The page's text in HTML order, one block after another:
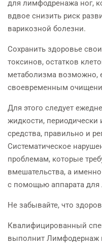
для лимфодренажа ног,
вдвое снизить риск
варикозной болезни.
Сохранить здоровье
токсинов, остатков
метаболизма возможно,
своевременным
Для этого следует
жидкости,
средства, правильно и
Систематическое
проблемам, которые
вмешательства, а
с помощью аппарата
Не забывайте, что
Квалифицированный
выполнит Лимфодернаж